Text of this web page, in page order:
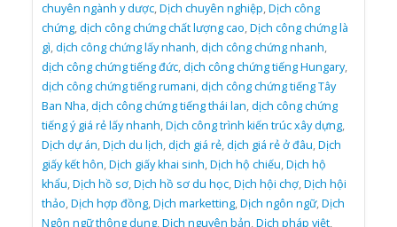
chuyên ngành y dược,Dịch chuyên nghiệp,Dịch công
chứng,dịch công chứng chất lượng cao,Dịch công chứng là
gì,dịch công chứng lấy nhanh,dịch công chứng nhanh,
dịch công chứng tiếng đức,dịch công chứng tiếng Hungary,
dịch công chứng tiếng rumani,dịch công chứng tiếng Tây
Ban Nha,dịch công chứng tiếng thái lan,dịch công chứng
tiếng ý giá rẻ lấy nhanh,Dịch công trình kiến trúc xây dựng,
Dịch dự án,Dịch du lịch,dịch giá rẻ,dịch giá rẻ ở đâu,Dịch
giấy kết hôn,Dịch giấy khai sinh,Dịch hộ chiếu,Dịch hộ
khẩu,Dịch hồ sơ,Dịch hồ sơ du học,Dịch hội chợ,Dịch hội
thảo,Dịch hợp đồng,Dịch marketting,Dịch ngôn ngữ,Dịch
Ngôn ngữ thông dụng,Dịch nguyên bản,Dịch pháp việt,